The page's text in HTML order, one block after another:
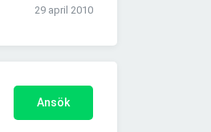
29 april 2010
Ansök